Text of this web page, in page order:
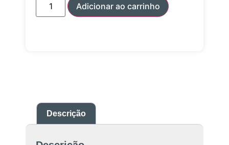
Adicionar ao carrinho
Descrição